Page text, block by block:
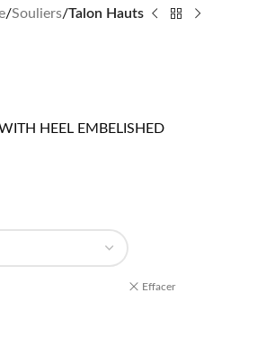
Souliers Talon Hauts
HEEL EMBELISHED
Effacer